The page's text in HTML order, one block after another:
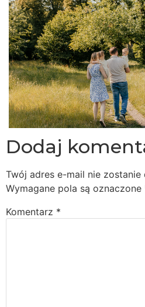
Dodaj
Twój adres e-mail nie zostanie
Wymagane pola są oznaczone
Komentarz *